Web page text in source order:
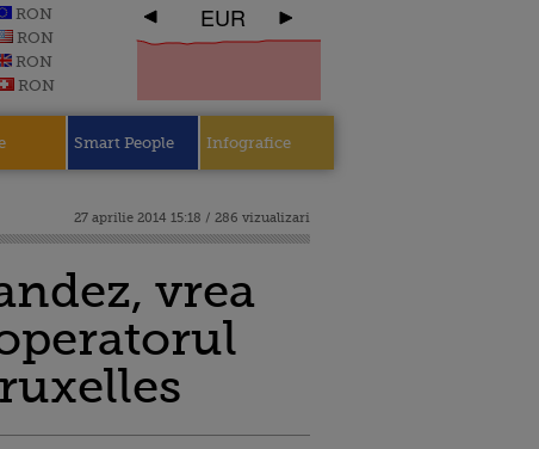
RON
RON
RON
RON
EUR
Smart People Infografice
27 aprilie 2014 15:18 / 286 vizualizari
vrea